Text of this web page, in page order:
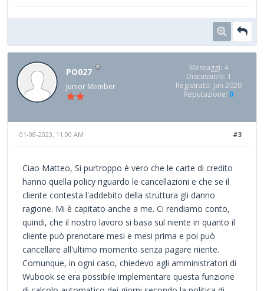
PO027
Junior Member
Messaggi: 4
Discussioni: 1
Registrato: Jan 2020
Reputazione: 0
#3
01-08-2023, 11:00 AM
Ciao Matteo, Si purtroppo è vero che le carte di credito
hanno quella policy riguardo le cancellazioni e che se il
cliente contesta l'addebito della struttura gli danno
ragione. Mi è capitato anche a me. Ci rendiamo conto,
quindi, che il nostro lavoro si basa sul niente in quanto il
cliente può prenotare mesi e mesi prima e poi può
cancellare all'ultimo momento senza pagare niente.
Comunque, in ogni caso, chiedevo agli amministratori di
Wubook se era possibile implementare questa funzione